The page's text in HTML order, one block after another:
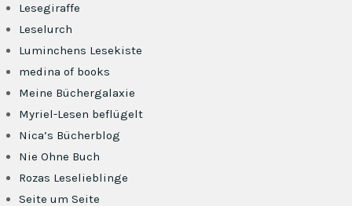
Lesegiraffe
Leselurch
Luminchens Lesekiste
medina of books
Meine Büchergalaxie
Myriel-Lesen beflügelt
Nica’s Bücherblog
Nie Ohne Buch
Rozas Leselieblinge
Seite um Seite